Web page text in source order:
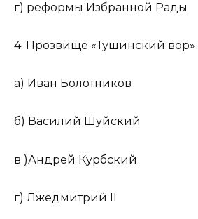
г) реформы Избранной Рады
4. Прозвище «Тушинский вор»
а) Иван Болотников
б) Василий Шуйский
в )Андрей Курбский
г) Лжедмитрий II